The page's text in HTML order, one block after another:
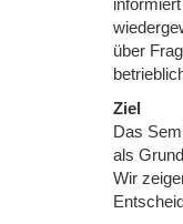
über
Ziel
Das
als
Wir